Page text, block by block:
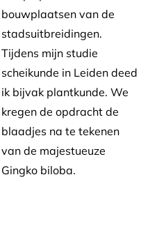
bouwplaatsen van de
stadsuitbreidingen.
Tijdens mijn studie
scheikunde in Leiden deed
ik bijvak plantkunde. We
kregen de opdracht de
blaadjes na te tekenen
van de majestueuze
Gingko biloba.